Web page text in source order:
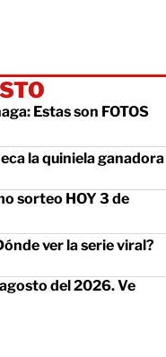
Estas son FOTOS
la quiniela ganadora
sorteo HOY 3 de
ver la serie viral?
del 2026. Ve